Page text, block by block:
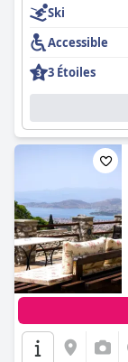
Ski
Accessible
3 Étoiles